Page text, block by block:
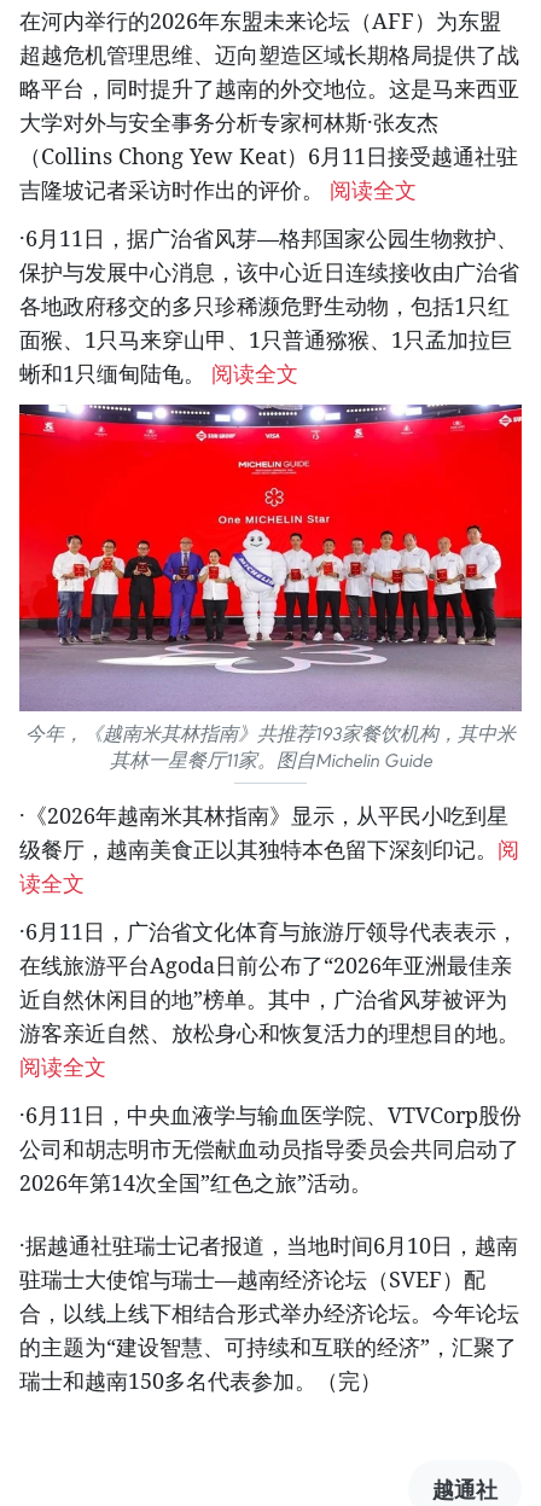
在河内举行的2026年东盟未来论坛（AFF）为东盟
超越危机管理思维、迈向塑造区域长期格局提供了战
略平台，同时提升了越南的外交地位。这是马来西亚
大学对外与安全事务分析专家柯林斯·张友杰
（Collins Chong Yew Keat）6月11日接受越通社驻
吉隆坡记者采访时作出的评价。 阅读全文
·6月11日，据广治省风芽—格邦国家公园生物救护、
保护与发展中心消息，该中心近日连续接收由广治省
各地政府移交的多只珍稀濒危野生动物，包括1只红
面猴、1只马来穿山甲、1只普通猕猴、1只孟加拉巨
蜥和1只缅甸陆龟。 阅读全文
今年，《越南米其林指南》共推荐193家餐饮机构，其中米
其林一星餐厅11家。图自Michelin Guide
·《2026年越南米其林指南》显示，从平民小吃到星
级餐厅，越南美食正以其独特本色留下深刻印记。 阅
读全文
·6月11日，广治省文化体育与旅游厅领导代表表示，
在线旅游平台Agoda日前公布了“2026年亚洲最佳亲
近自然休闲目的地”榜单。其中，广治省风芽被评为
游客亲近自然、放松身心和恢复活力的理想目的地。
阅读全文
·6月11日，中央血液学与输血医学院、VTVCorp股份
公司和胡志明市无偿献血动员指导委员会共同启动了
2026年第14次全国”红色之旅”活动。
·据越通社驻瑞士记者报道，当地时间6月10日，越南
驻瑞士大使馆与瑞士—越南经济论坛（SVEF）配
合，以线上线下相结合形式举办经济论坛。今年论坛
的主题为“建设智慧、可持续和互联的经济”，汇聚了
瑞士和越南150多名代表参加。（完）
越通社